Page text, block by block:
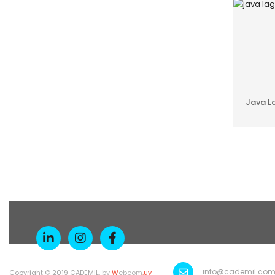
Java
Copyright © 2019 CADEMIL. byWebcom.uy